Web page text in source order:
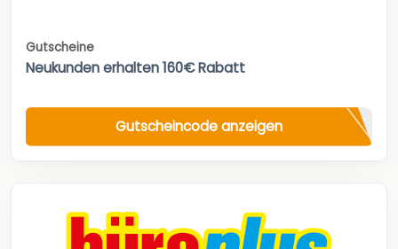
Gutscheine
Neukunden erhalten 160€ Rabatt
Gutscheincode anzeigen